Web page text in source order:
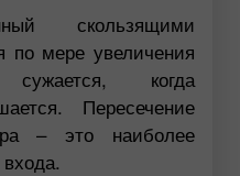
скользящими
по мере увеличения
когда
Пересечение
– это наиболее